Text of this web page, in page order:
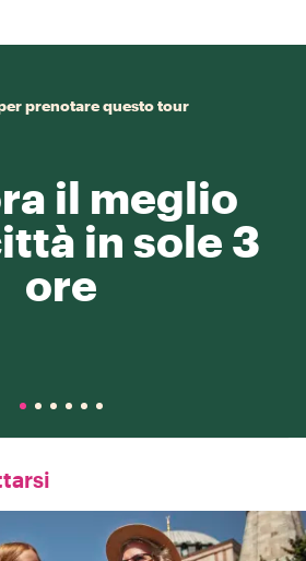
prenotare questo tour
il meglio
in sole 3
ore